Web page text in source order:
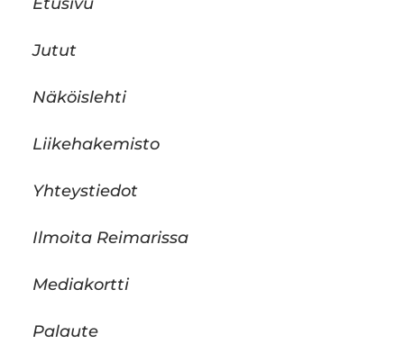
Jutut
Näköislehti
Liikehakemisto
Yhteystiedot
Ilmoita Reimarissa
Mediakortti
Palaute